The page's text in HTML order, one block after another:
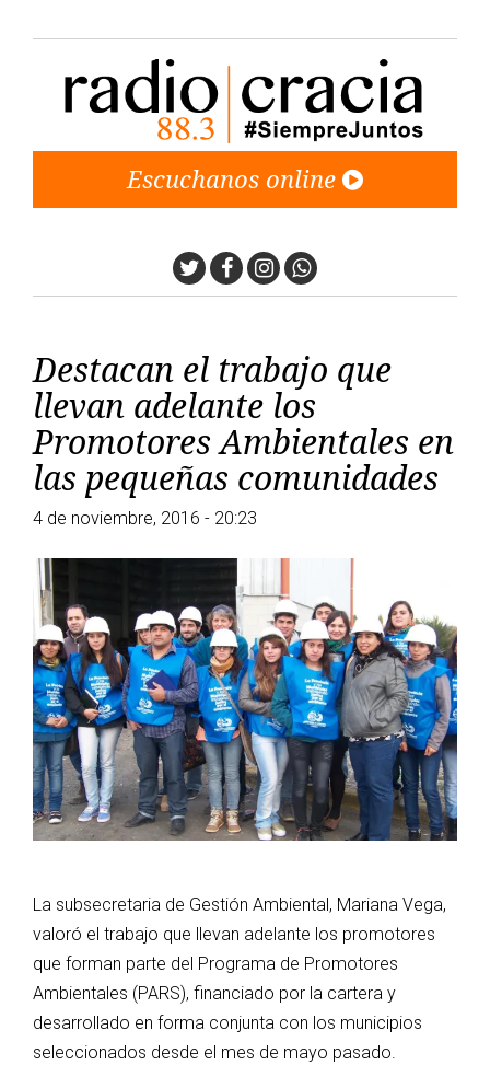
Escuchanos online
TwitterFacebook
Instagram
Whatsapp
Destacan el trabajo que
llevan adelante los
Promotores Ambientales en
las pequeñas comunidades
4 de noviembre, 2016 - 20:23
La subsecretaria de Gestión Ambiental, Mariana Vega,
valoró el trabajo que llevan adelante los promotores
que forman parte del Programa de Promotores
Ambientales (PARS), financiado por la cartera y
desarrollado en forma conjunta con los municipios
seleccionados desde el mes de mayo pasado.